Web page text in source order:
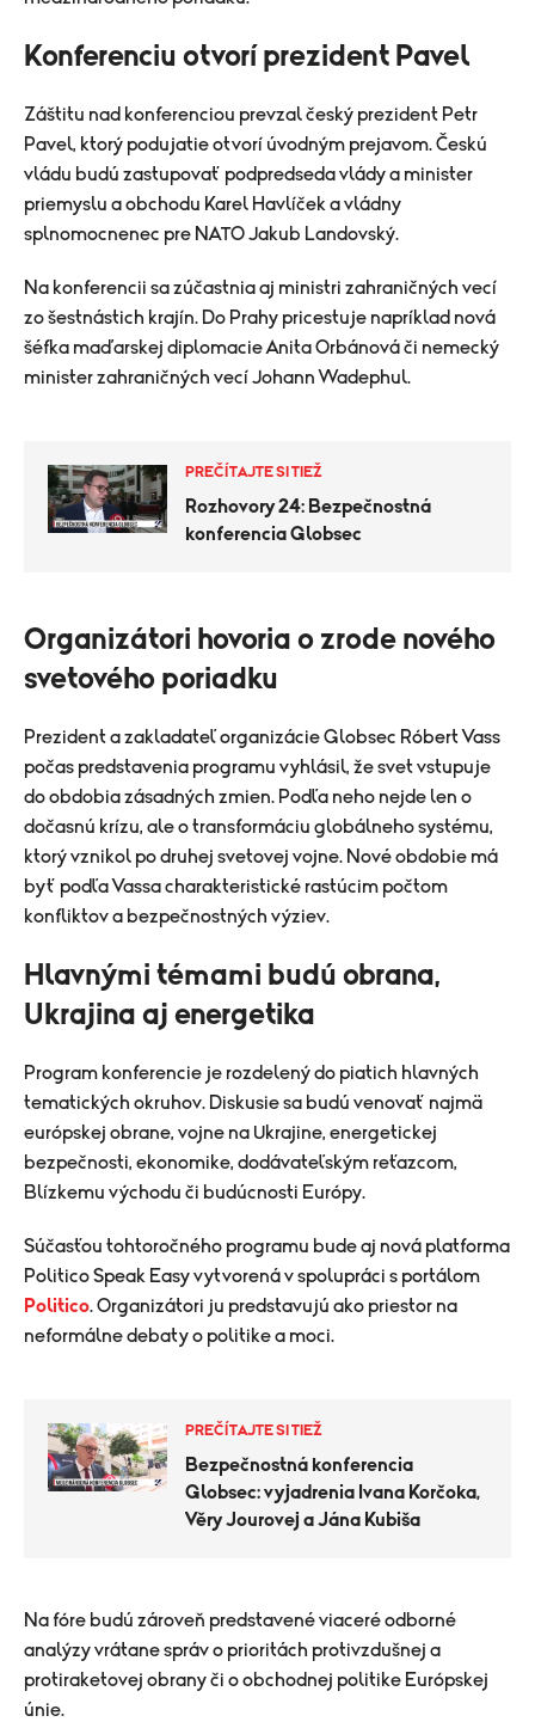
Konferenciu otvorí prezident Pavel
Záštitu nad konferenciou prevzal český prezident Petr
Pavel, ktorý podujatie otvorí úvodným prejavom. Českú
vládu budú zastupovať podpredseda vlády a minister
priemyslu a obchodu Karel Havlíček a vládny
splnomocnenec pre NATOJakub Landovský.
Na konferencii sa zúčastnia aj ministri zahraničných vecí
zo šestnástich krajín. Do Prahy pricestuje napríklad nová
šéfka maďarskej diplomacieAnita Orbánováči nemecký
minister zahraničných vecíJohann Wadephul.
PREČÍTAJTE SI TIEŽ
Rozhovory 24: Bezpečnostná
konferencia Globsec
Organizátori hovoria o zrode nového
svetového poriadku
Prezident a zakladateľ organizácie Globsec Róbert Vass
počas predstavenia programu vyhlásil, že svet vstupuje
do obdobia zásadných zmien. Podľa neho nejde len o
dočasnú krízu, ale o transformáciu globálneho systému,
ktorý vznikol po druhej svetovej vojne. Nové obdobie má
byť podľa Vassa charakteristické rastúcim počtom
konfliktov a bezpečnostných výziev.
Hlavnými témami budú obrana,
Ukrajina aj energetika
Program konferencie je rozdelený do piatich hlavných
tematických okruhov. Diskusie sa budú venovať najmä
európskej obrane, vojne na Ukrajine, energetickej
bezpečnosti, ekonomike, dodávateľským reťazcom,
Blízkemu východu či budúcnosti Európy.
Súčasťou tohtoročného programu bude aj nová platforma
Politico Speak Easy vytvorená v spolupráci s portálom
Politico. Organizátori ju predstavujú ako priestor na
neformálne debaty o politike a moci.
PREČÍTAJTE SI TIEŽ
Bezpečnostná konferencia
Globsec: vyjadrenia Ivana Korčoka,
Věry Jourovej a Jána Kubiša
Na fóre budú zároveň predstavené viaceré odborné
analýzy vrátane správ o prioritách protivzdušnej a
protiraketovej obrany či o obchodnej politike Európskej
únie.